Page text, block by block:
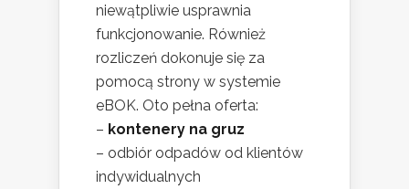
niewątpliwie usprawnia
funkcjonowanie. Również
rozliczeń dokonuje się za
pomocą strony w systemie
eBOK. Oto pełna oferta:
– kontenery na gruz
– odbiór odpadów od klientów
indywidualnych